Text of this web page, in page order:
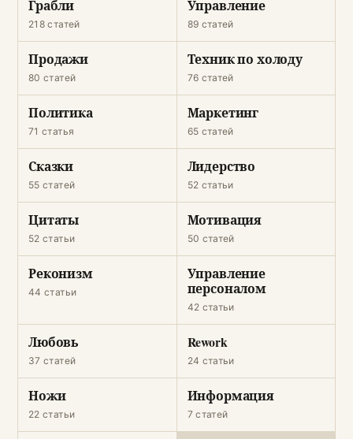
Грабли
218 статей
Управление
89 статей
Продажи
80 статей
Техник по холоду
76 статей
Политика
71 статья
Маркетинг
65 статей
Сказки
55 статей
Лидерство
52 статьи
Цитаты
52 статьи
Мотивация
50 статей
Реконизм
44 статьи
Управление
персоналом
42 статьи
Любовь
37 статей
Rework
24 статьи
Ножи
22 статьи
Информация
7 статей